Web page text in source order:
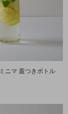
ニマ 蓋つきボトル